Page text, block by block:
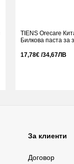
TIENS Orecare
Билкова паста за
17,78€ /34,67ЛВ
За клиенти
Договор